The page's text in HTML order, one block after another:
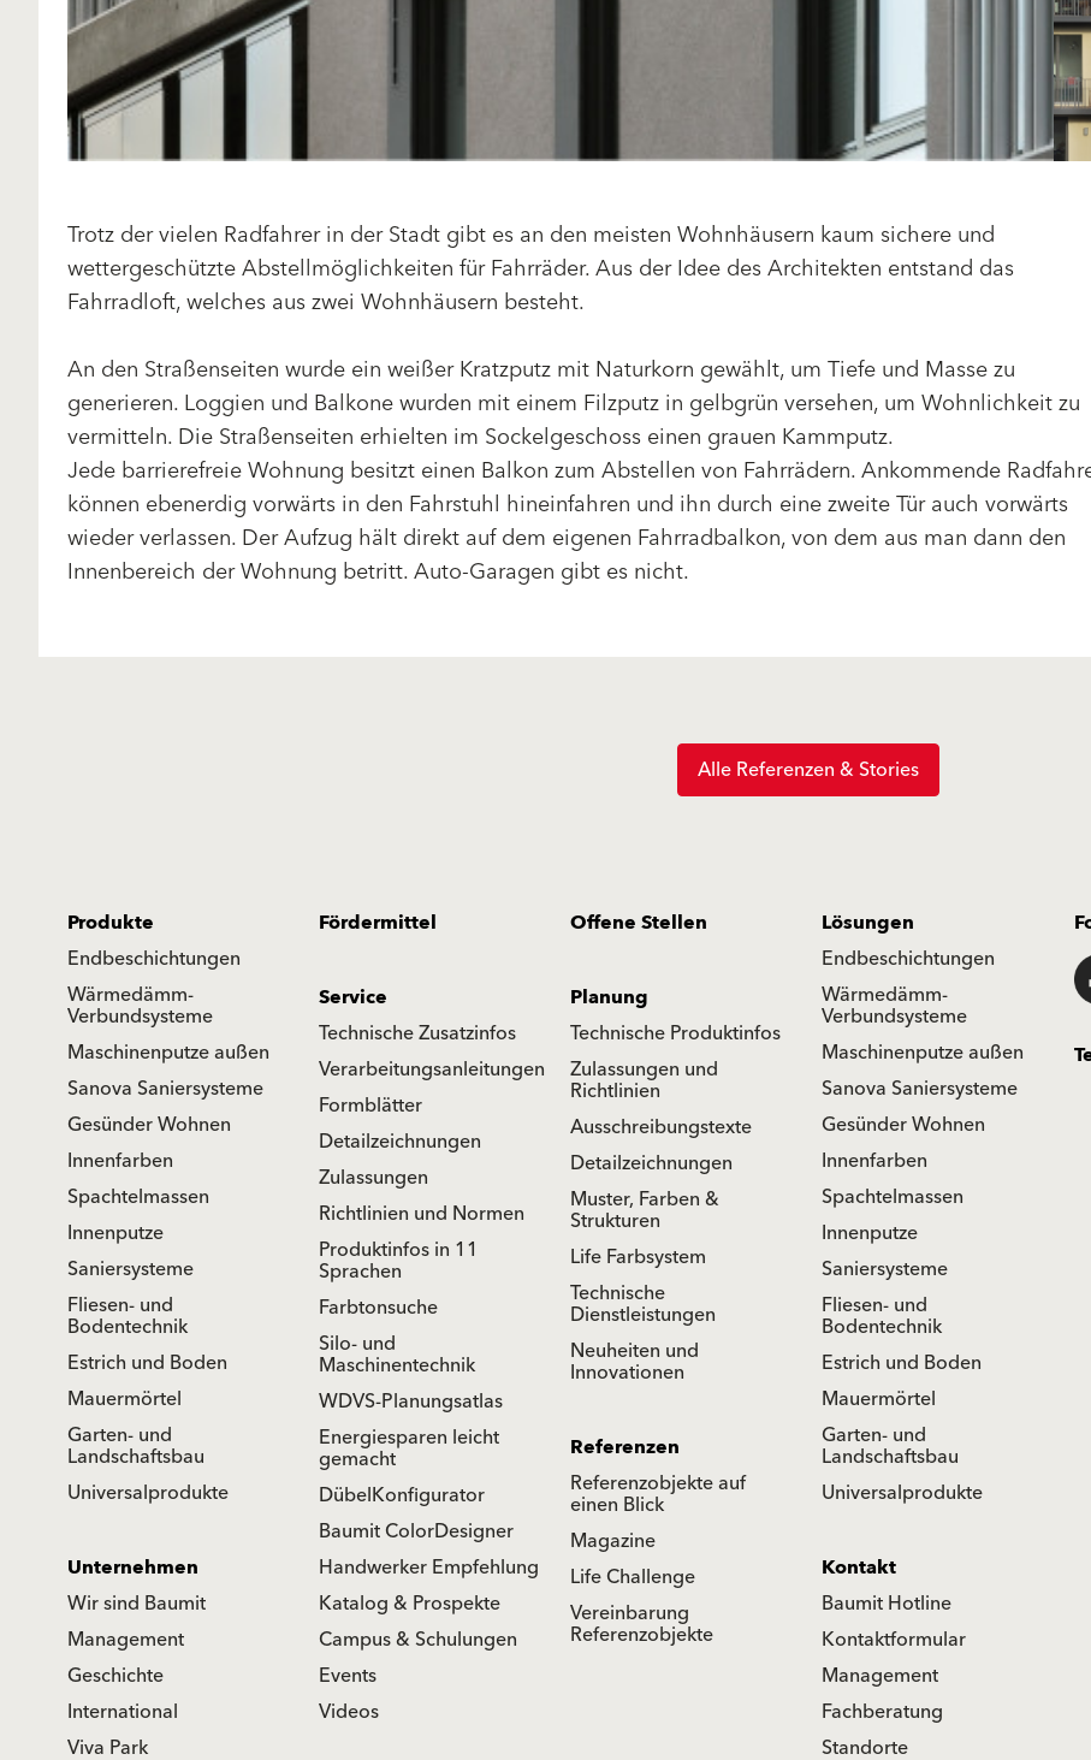
Trotz der vielen Radfahrer in der Stadt gibt es an den meisten Wohnhäusern kaum sichere und
wettergeschützte Abstellmöglichkeiten für Fahrräder. Aus der Idee des Architekten entstand das
Fahrradloft, welches aus zwei Wohnhäusern besteht.
An den Straßenseiten wurde ein weißer Kratzputz mit Naturkorn gewählt, um Tiefe und Masse zu
generieren. Loggien und Balkone wurden mit einem Filzputz in gelbgrün versehen, um Wohnlichkeit zu
vermitteln. Die Straßenseiten erhielten im Sockelgeschoss einen grauen Kammputz.
Jede barrierefreie Wohnung besitzt einen Balkon zum Abstellen von Fahrrädern. Ankommende
können ebenerdig vorwärts in den Fahrstuhl hineinfahren und ihn durch eine zweite Tür auch vorwärts
wieder verlassen. Der Aufzug hält direkt auf dem eigenen Fahrradbalkon, von dem aus man dann den
Innenbereich der Wohnung betritt. Auto-Garagen gibt es nicht.
Alle Referenzen & Stories
Produkte
Endbeschichtungen
Wärmedämm-
Verbundsysteme
Maschinenputze außen
Sanova Saniersysteme
Gesünder Wohnen
Innenfarben
Spachtelmassen
Innenputze
Saniersysteme
Fliesen- und
Bodentechnik
Estrich und Boden
Mauermörtel
Garten- und
Landschaftsbau
Universalprodukte
Fördermittel Offene Stellen
Lösungen
Endbeschichtungen
Wärmedämm-
Verbundsysteme
Maschinenputze außen
Sanova Saniersysteme
Gesünder Wohnen
Innenfarben
Spachtelmassen
Innenputze
Saniersysteme
Fliesen- und
Bodentechnik
Estrich und Boden
Mauermörtel
Garten- und
Landschaftsbau
Universalprodukte
Service
Technische Zusatzinfos
Verarbeitungsanleitungen
Formblätter
Detailzeichnungen
Zulassungen
Richtlinien und Normen
Produktinfos in 11
Sprachen
Farbtonsuche
Silo- und
Maschinentechnik
WDVS-Planungsatlas
Energiesparen leicht
gemacht
DübelKonfigurator
Baumit ColorDesigner
Handwerker Empfehlung
Katalog & Prospekte
Campus & Schulungen
Events
Videos
Planung
Technische Produktinfos
Zulassungen und
Richtlinien
Ausschreibungstexte
Detailzeichnungen
Muster, Farben &
Strukturen
Life Farbsystem
Technische
Dienstleistungen
Neuheiten und
Innovationen
Referenzen
Referenzobjekte auf
einen Blick
Magazine
Life Challenge
Vereinbarung
Referenzobjekte
Unternehmen
Wir sind Baumit
Management
Geschichte
International
Viva Park
Kontakt
Baumit Hotline
Kontaktformular
Management
Fachberatung
Standorte